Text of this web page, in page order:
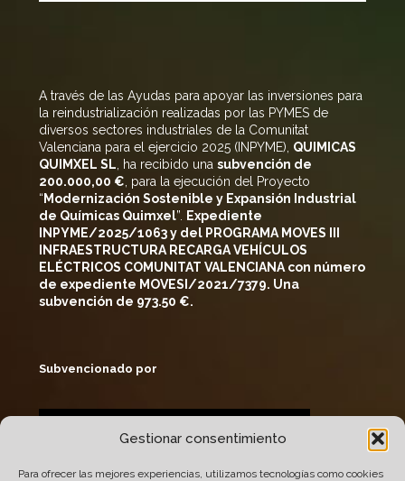
Gestionar consentimiento
Para ofrecer las mejores experiencias, utilizamos tecnologías como cookies
A través de las Ayudas para apoyar las inversiones para
la reindustrialización realizadas por las PYMES de
diversos sectores industriales de la Comunitat
Valenciana para el ejercicio 2025 (INPYME), QUIMICAS
QUIMXEL SL , ha recibido unasubvención de
200.000,00 € , para la ejecución del Proyecto
“ Modernización Sostenible y Expansión Industrial
de Químicas Quimxel”.
Expediente
INPYME/2025/1063 y del PROGRAMA MOVES III
INFRAESTRUCTURA RECARGA VEHÍCULOS
ELÉCTRICOS COMUNITAT VALENCIANA con número
de expediente MOVESI/2021/7379. Una
subvención de 973.50 €.
Subvencionado por